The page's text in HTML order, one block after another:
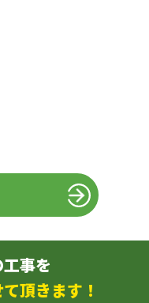
事を
頂きます！